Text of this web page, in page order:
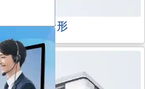
ビルトイン形